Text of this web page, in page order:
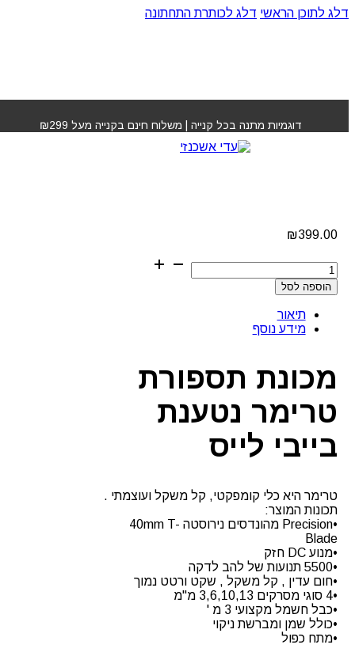
דלג לתוכן הראשי דלג לכותרת התחתונה
דוגמיות מתנה בכל קנייה | משלוח חינם בקנייה מעל ₪299
מכונת תספורת טרימר
₪399.00
כמות
של
מכונת
טרימר
נטענת
הוספה לסל
תיאור
מידע נוסף
מכונת תספורת
טרימר נטענת
בייבי לייס
טרימר היא כלי קומפקטי, קל משקל ועוצמתי .
תכונות המוצר:
•Precision מהונדסים נירוסטה 40mm T-
Blade
•מנוע DC חזק
•5500 תנועות של להב לדקה
•חום עדין , קל משקל , שקט ורטט נמוך
•4 סוגי מסרקים 3,6,10,13 מ"מ
•כבל חשמל מקצועי 3 מ '
•כולל שמן ומברשת ניקוי
•מתח כפול